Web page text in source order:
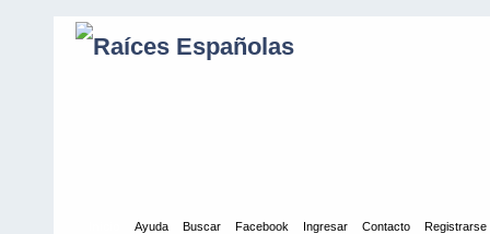
Ayuda Buscar Facebook Ingresar Contacto Registrarse